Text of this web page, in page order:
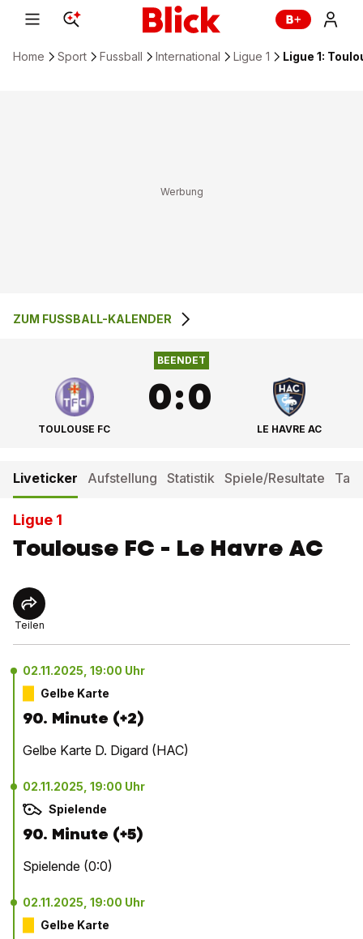
Home Sport Fussball International Ligue 1 Ligue 1:
0 :0
ZUM FUSSBALL-KALENDER
TOULOUSE FC
BEENDET
0:0
LE HAVRE AC
Liveticker Aufstellung Statistik Spiele/Resultate
Ligue 1
Toulouse FC - Le Havre AC
Teilen
02.11.2025, 19:00 Uhr
Gelbe Karte
90. Minute (+2)
Gelbe Karte D. Digard (HAC)
02.11.2025, 19:00 Uhr
Spielende
90. Minute (+5)
Spielende (0:0)
02.11.2025, 19:00 Uhr
Gelbe Karte